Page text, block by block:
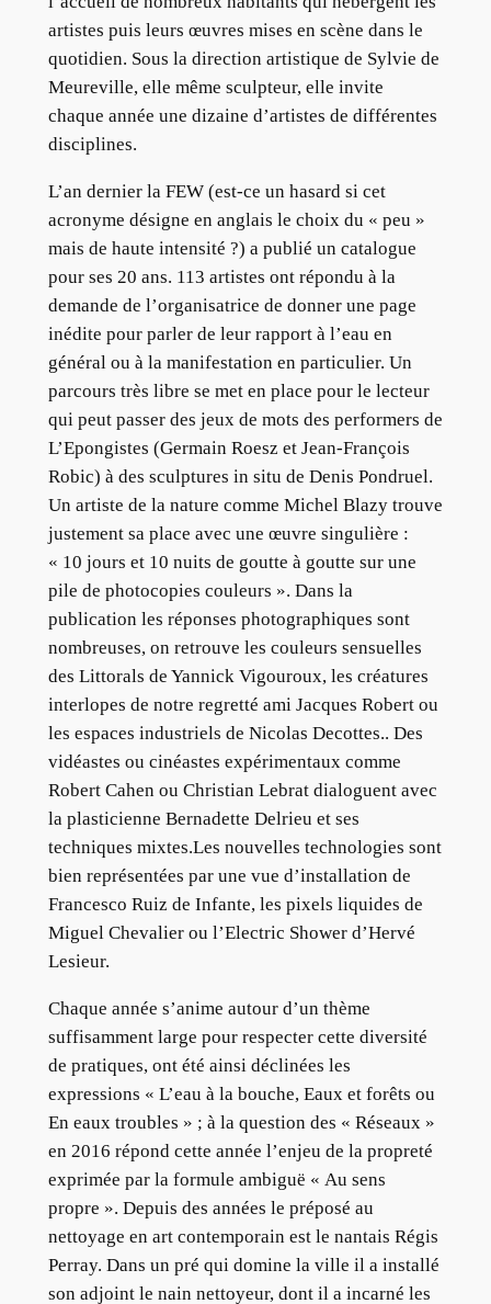
artistes puis leurs œuvres mises en scène dans le
quotidien. Sous la direction artistique de Sylvie de
Meureville, elle même sculpteur, elle invite
chaque année une dizaine d’artistes de différentes
disciplines.
L’an dernier la FEW (est-ce un hasard si cet
acronyme désigne en anglais le choix du « peu »
mais de haute intensité ?) a publié un catalogue
pour ses 20 ans. 113 artistes ont répondu à la
demande de l’organisatrice de donner une page
inédite pour parler de leur rapport à l’eau en
général ou à la manifestation en particulier. Un
parcours très libre se met en place pour le lecteur
qui peut passer des jeux de mots des performers de
L’Epongistes (Germain Roesz et Jean-François
Robic) à des sculptures in situ de Denis Pondruel.
Un artiste de la nature comme Michel Blazy trouve
justement sa place avec une œuvre singulière :
« 10 jours et 10 nuits de goutte à goutte sur une
pile de photocopies couleurs ». Dans la
publication les réponses photographiques sont
nombreuses, on retrouve les couleurs sensuelles
des Littorals de Yannick Vigouroux, les créatures
interlopes de notre regretté ami Jacques Robert ou
les espaces industriels de Nicolas Decottes.. Des
vidéastes ou cinéastes expérimentaux comme
Robert Cahen ou Christian Lebrat dialoguent avec
la plasticienne Bernadette Delrieu et ses
techniques mixtes.Les nouvelles technologies sont
bien représentées par une vue d’installation de
Francesco Ruiz de Infante, les pixels liquides de
Miguel Chevalier ou l’Electric Shower d’Hervé
Lesieur.
Chaque année s’anime autour d’un thème
suffisamment large pour respecter cette diversité
de pratiques, ont été ainsi déclinées les
expressions « L’eau à la bouche, Eaux et forêts ou
En eaux troubles » ; à la question des « Réseaux »
en 2016 répond cette année l’enjeu de la propreté
exprimée par la formule ambiguë « Au sens
propre ». Depuis des années le préposé au
nettoyage en art contemporain est le nantais Régis
Perray. Dans un pré qui domine la ville il a installé
son adjoint le nain nettoyeur, dont il a incarné les